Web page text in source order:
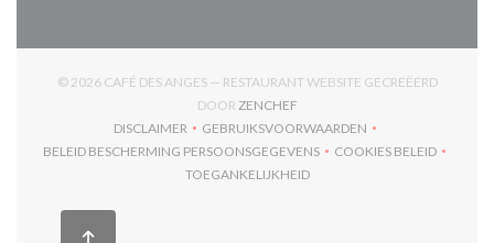
© 2026 CAFÉ DES ANGES — RESTAURANT WEBSITE GECREËERD
DOOR ZENCHEF((OPENT IN EEN NIEUW
DISCLAIMER
((OPENT IN EEN NIEUW VENSTER))
GEBRUIKSVOORWAARDEN
((OPENT IN EEN NIEUW
BELEID BESCHERMING PERSOONSGEGEVENS
((OPENT IN EEN NIEUW VENSTER))
COOKIES BELEID
((OPENT IN EEN
TOEGANKELIJKHEID
((OPENT IN EEN NIEUW VENSTER))